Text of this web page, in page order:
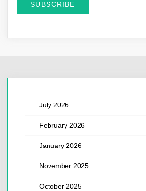
July 2026
February 2026
January 2026
November 2025
October 2025